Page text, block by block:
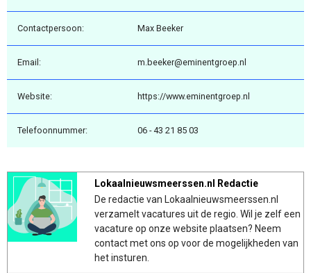
Contactpersoon: Max Beeker
Email: m.beeker@eminentgroep.nl
Website: https://www.eminentgroep.nl
Telefoonnummer: 06 - 43 21 85 03
Lokaalnieuwsmeerssen.nl Redactie
De redactie van Lokaalnieuwsmeerssen.nl
verzamelt vacatures uit de regio. Wil je zelf een
vacature op onze website plaatsen? Neem
contact met ons op voor de mogelijkheden van
het insturen.